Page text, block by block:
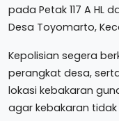
pada Petak 117 A HL
Desa Toyomarto,
Kepolisian segera
perangkat desa,
lokasi kebakaran
agar kebakaran